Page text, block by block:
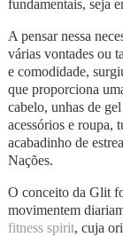
fundamentais, seja
A pensar nessa
várias vontades ou
e comodidade,
que proporciona
cabelo, unhas de
acessórios e roupa,
acabadinho de
Nações.
O conceito da Glit
movimentem
fitness spirit, cuja